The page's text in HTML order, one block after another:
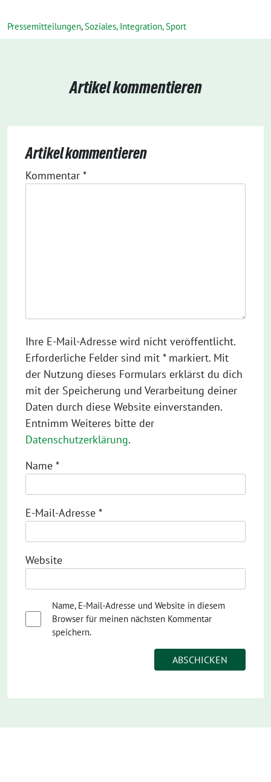
Pressemitteilungen,Soziales, Integration, Sport
Artikel kommentieren
Artikel kommentieren
Kommentar *
Ihre E-Mail-Adresse wird nicht veröffentlicht.
Erforderliche Felder sind mit * markiert. Mit
der Nutzung dieses Formulars erklärst du dich
mit der Speicherung und Verarbeitung deiner
Daten durch diese Website einverstanden.
Entnimm Weiteres bitte der
Datenschutzerklärung.
Name *
E-Mail-Adresse *
Website
Name, E-Mail-Adresse und Website in diesem
Browser für meinen nächsten Kommentar
speichern.